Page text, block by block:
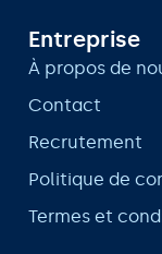
Entreprise
À propos de
Contact
Recrutement
Politique de
Termes et